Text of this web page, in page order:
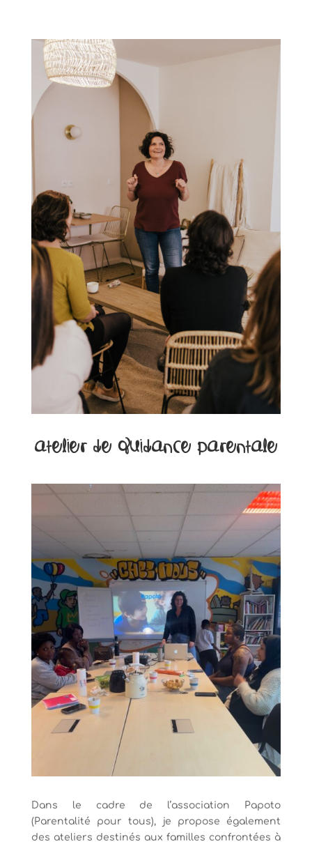
Atelier de guidance parentale
Dans le cadre de l’association Papoto
(Parentalité pour tous), je propose également
des ateliers destinés aux familles confrontées à